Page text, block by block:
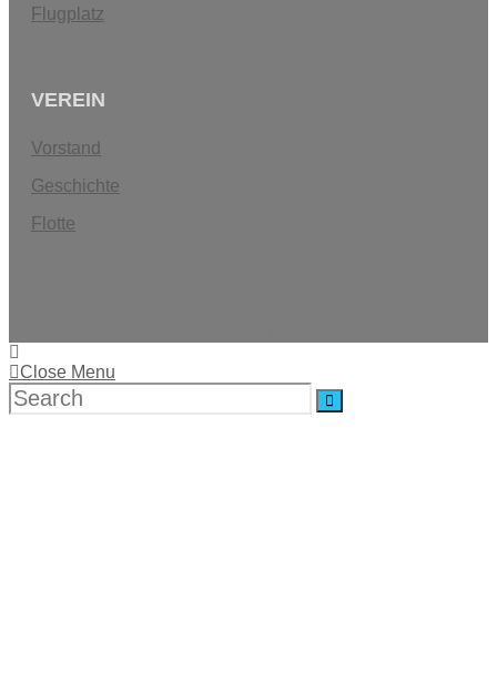
Flugplatz
VEREIN
Vorstand
Geschichte
Flotte
Close Menu